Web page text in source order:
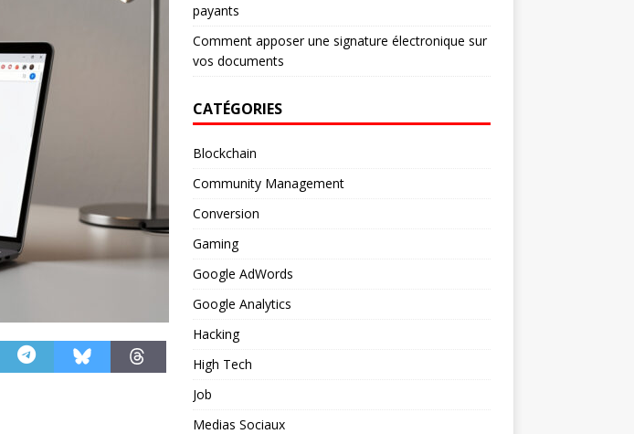
payants
Comment apposer une signature électronique sur
vos documents
CATÉGORIES
Blockchain
Community Management
Conversion
Gaming
Google AdWords
Google Analytics
Hacking
High Tech
Job
Medias Sociaux